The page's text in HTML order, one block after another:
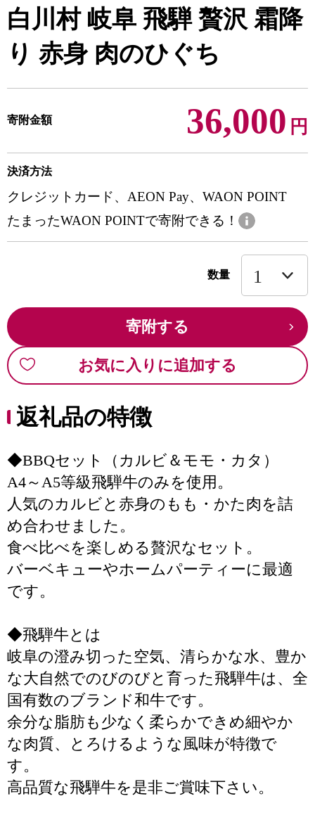
白川村 岐阜 飛騨 贅沢 霜降
り 赤身 肉のひぐち
寄附金額 36,000 円
決済方法
クレジットカード、AEON Pay、WAON POINT
たまったWAON POINTで寄附できる！
数量
寄附する
お気に入りに追加する
返礼品の特徴
◆BBQセット（カルビ＆モモ・カタ）
A4～A5等級飛騨牛のみを使用。
人気のカルビと赤身のもも・かた肉を詰
め合わせました。
食べ比べを楽しめる贅沢なセット。
バーベキューやホームパーティーに最適
です。
◆飛騨牛とは
岐阜の澄み切った空気、清らかな水、豊か
な大自然でのびのびと育った飛騨牛は、全
国有数のブランド和牛です。
余分な脂肪も少なく柔らかできめ細やか
な肉質、とろけるような風味が特徴で
す。
高品質な飛騨牛を是非ご賞味下さい。